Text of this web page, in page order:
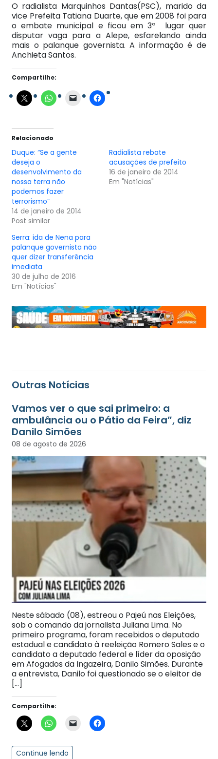
O radialista Marquinhos Dantas(PSC), marido da
vice Prefeita Tatiana Duarte, que em 2008 foi para
o embate municipal e ficou em 3º lugar quer
disputar vaga para a Alepe, esfarelando ainda
mais o palanque governista. A informação é de
Anchieta Santos.
Compartilhe:
Relacionado
Duque: “Se a gente
deseja o
desenvolvimento da
nossa terra não
podemos fazer
terrorismo”
14 de janeiro de 2014
Post similar
Radialista rebate
acusações de prefeito
16 de janeiro de 2014
Em "Notícias"
Serra: ida de Nena para
palanque governista não
quer dizer transferência
imediata
30 de julho de 2016
Em "Notícias"
Outras Notícias
Vamos ver o que sai primeiro: a
ambulância ou o Pátio da Feira”, diz
Danilo Simões
08 de agosto de 2026
Neste sábado (08), estreou o Pajeú nas Eleições,
sob o comando da jornalista Juliana Lima. No
primeiro programa, foram recebidos o deputado
estadual e candidato à reeleição Romero Sales e o
candidato a deputado federal e líder da oposição
em Afogados da Ingazeira, Danilo Simões. Durante
a entrevista, Danilo foi questionado se o eleitor de
[…]
Compartilhe:
Continue lendo